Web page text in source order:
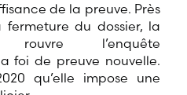
de la preuve. Près
fermeture du dossier, la
rouvre l’enquête
foi de preuve nouvelle.
qu’elle impose une